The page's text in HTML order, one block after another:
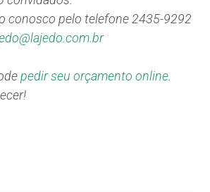
conosco pelo telefone 2435-9292
pedir seu orçamento online.